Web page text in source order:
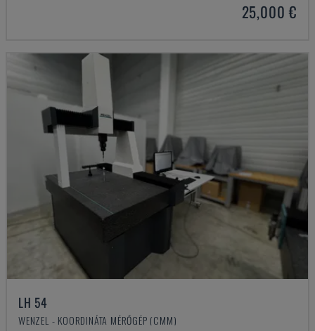
25,000 €
LH 54
WENZEL - KOORDINÁTA MÉRŐGÉP (CMM)